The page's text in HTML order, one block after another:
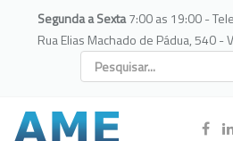
Segunda a Sexta7:00 as 19:00 -
Rua Elias Machado de Pádua, 540 -